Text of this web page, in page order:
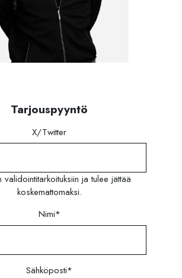
Tarjouspyyntö
X/Twitter
validointitarkoituksiin ja tulee jättää
koskemattomaksi.
Nimi*
Sähköposti*